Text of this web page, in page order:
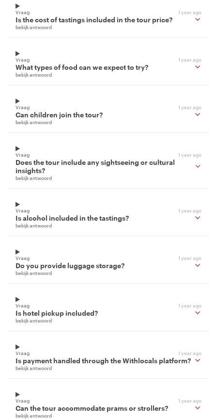
Vraag 1 year ago
Is the cost of tastings included in the tour price?
bekijk antwoord
Vraag 1 year ago
What types of food can we expect to try?
bekijk antwoord
Vraag 1 year ago
Can children join the tour?
bekijk antwoord
Vraag 1 year ago
Does the tour include any sightseeing or cultural
insights?
bekijk antwoord
Vraag 1 year ago
Is alcohol included in the tastings?
bekijk antwoord
Vraag 1 year ago
Do you provide luggage storage?
bekijk antwoord
Vraag 1 year ago
Is hotel pickup included?
bekijk antwoord
Vraag 1 year ago
Is payment handled through the Withlocals platform?
bekijk antwoord
Vraag 1 year ago
Can the tour accommodate prams or strollers?
bekijk antwoord